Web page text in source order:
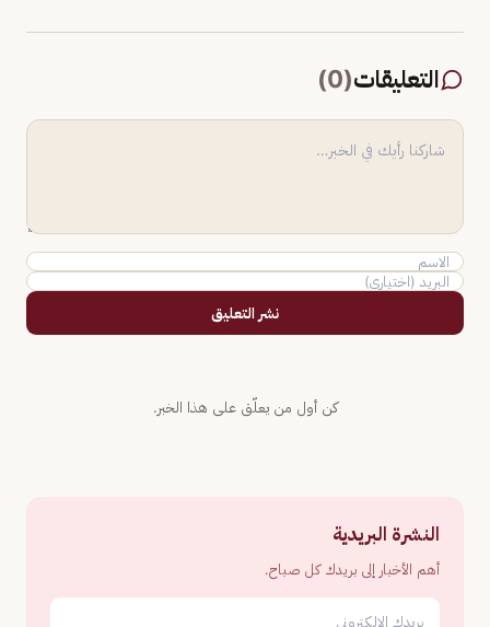
التعليقات(
0
)
نشر التعليق
كن أول من يعلّق على هذا الخبر.
النشرة البريدية
أهم الأخبار إلى بريدك كل صباح.